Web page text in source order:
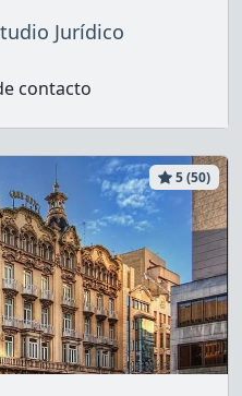
Jurídico
contacto
5 (50)